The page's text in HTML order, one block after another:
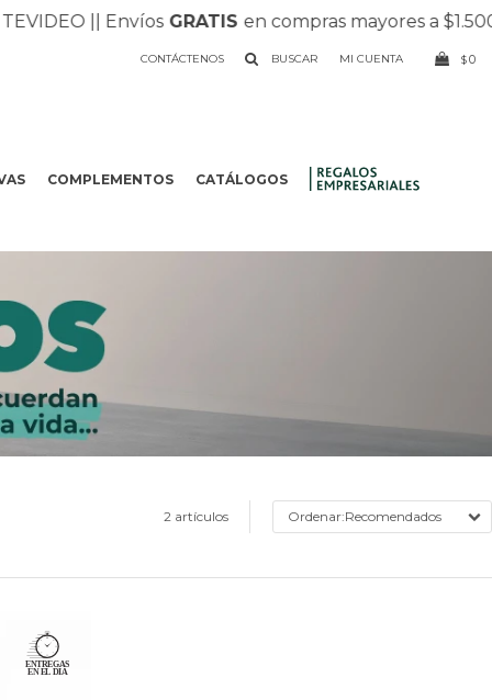
|| EnvíosGRATISen compras mayores a $1.500 |
COMPLEMENTOS CATÁLOGOS
CONTÁCTENOS $0
2 artículos Recomendados